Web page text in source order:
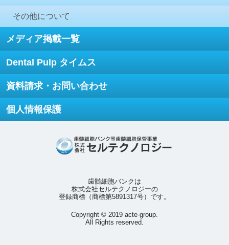
その他について
メディア掲載一覧
Dental Pulp タイムス
資料請求・お問い合わせ
個人情報保護
歯髄細胞バンクは
株式会社セルテクノロジーの
登録商標（商標第5891317号）です。
Copyright © 2019 acte-group.
All Rights reserved.